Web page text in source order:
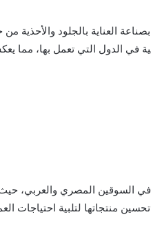
العناية بالجلود والأحذية
الدول التي تعمل بها، مما يعكس
السوقين المصري والعربي،
منتجاتها لتلبية احتياجات